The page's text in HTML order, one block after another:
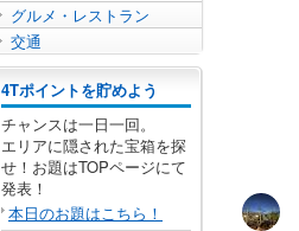
グルメ・レストラン
交通
4Tポイントを貯めよう
チャンスは一日一回。
エリアに隠された宝箱を探
せ！お題はTOPページにて
発表！
本日のお題はこちら！